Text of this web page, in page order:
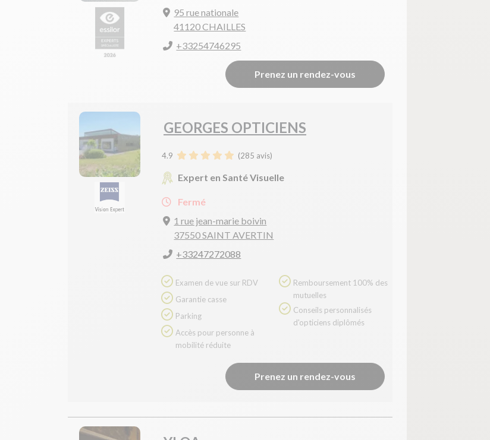
95 rue nationale
41120 CHAILLES
+33254746295
Prenez un rendez-vous
GEORGES OPTICIENS
4.9 (285 avis)
Expert en Santé Visuelle
Fermé
1 rue jean-marie boivin
37550 SAINT AVERTIN
+33247272088
Examen de vue sur RDV
Garantie casse
Parking
mobilité réduite
mutuelles
d'opticiens diplômés
Prenez un rendez-vous